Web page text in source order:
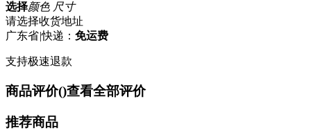
选择颜色 尺寸
请选择收货地址
广东省|快递： 免运费
支持极速退款
商品评价()查看全部评价
推荐商品